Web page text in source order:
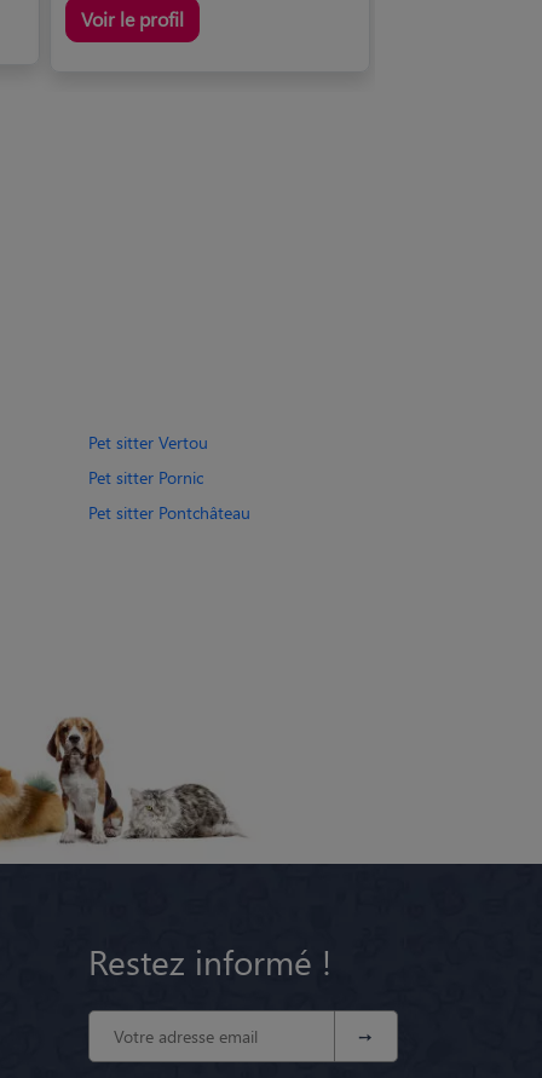
Voir le profil
Pet sitter Vertou
Pet sitter Pornic
Pet sitter Pontchâteau
Restez informé !